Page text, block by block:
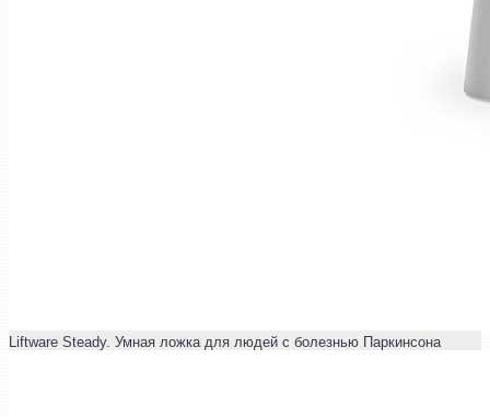
Liftware Steady. Умная ложка для людей с болезнью Паркинсона